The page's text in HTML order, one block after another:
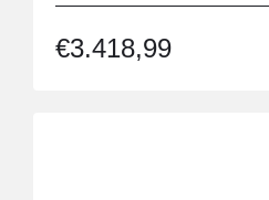
€3.418,99